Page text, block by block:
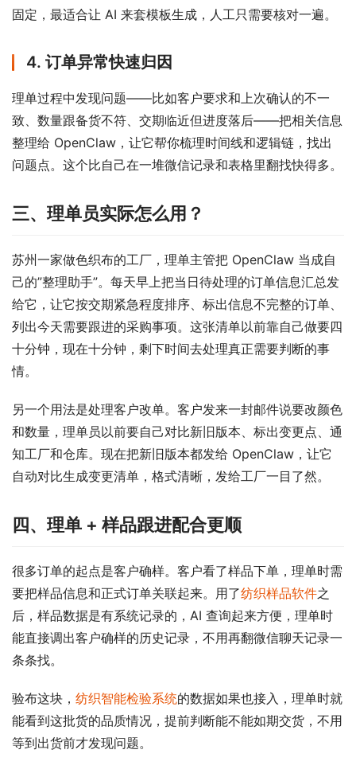
固定，最适合让 AI 来套模板生成，人工只需要核对一遍。
4. 订单异常快速归因
理单过程中发现问题——比如客户要求和上次确认的不一
致、数量跟备货不符、交期临近但进度落后——把相关信息
整理给 OpenClaw，让它帮你梳理时间线和逻辑链，找出
问题点。这个比自己在一堆微信记录和表格里翻找快得多。
三、理单员实际怎么用？
苏州一家做色织布的工厂，理单主管把 OpenClaw 当成自
己的”整理助手”。每天早上把当日待处理的订单信息汇总发
给它，让它按交期紧急程度排序、标出信息不完整的订单、
列出今天需要跟进的采购事项。这张清单以前靠自己做要四
十分钟，现在十分钟，剩下时间去处理真正需要判断的事
情。
另一个用法是处理客户改单。客户发来一封邮件说要改颜色
和数量，理单员以前要自己对比新旧版本、标出变更点、通
知工厂和仓库。现在把新旧版本都发给 OpenClaw，让它
自动对比生成变更清单，格式清晰，发给工厂一目了然。
四、理单 + 样品跟进配合更顺
很多订单的起点是客户确样。客户看了样品下单，理单时需
要把样品信息和正式订单关联起来。用了纺织样品软件之
后，样品数据是有系统记录的，AI 查询起来方便，理单时
能直接调出客户确样的历史记录，不用再翻微信聊天记录一
条条找。
验布这块， 纺织智能检验系统的数据如果也接入，理单时就
能看到这批货的品质情况，提前判断能不能如期交货，不用
等到出货前才发现问题。